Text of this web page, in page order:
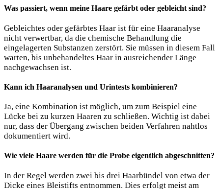
Was passiert, wenn meine Haare gefärbt oder gebleicht sind?
Gebleichtes oder gefärbtes Haar ist für eine Haaranalyse
nicht verwertbar, da die chemische Behandlung die
eingelagerten Substanzen zerstört. Sie müssen in diesem Fall
warten, bis unbehandeltes Haar in ausreichender Länge
nachgewachsen ist.
Kann ich Haaranalysen und Urintests kombinieren?
Ja, eine Kombination ist möglich, um zum Beispiel eine
Lücke bei zu kurzen Haaren zu schließen. Wichtig ist dabei
nur, dass der Übergang zwischen beiden Verfahren nahtlos
dokumentiert wird.
Wie viele Haare werden für die Probe eigentlich abgeschnitten?
In der Regel werden zwei bis drei Haarbündel von etwa der
Dicke eines Bleistifts entnommen. Dies erfolgt meist am